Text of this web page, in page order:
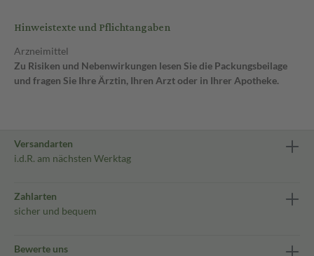
Hinweistexte und Pflichtangaben
Arzneimittel
Zu Risiken und Nebenwirkungen lesen Sie die Packungsbeilage
und fragen Sie Ihre Ärztin, Ihren Arzt oder in Ihrer Apotheke.
Versandarten
i.d.R. am nächsten Werktag
Zahlarten
sicher und bequem
Bewerte uns